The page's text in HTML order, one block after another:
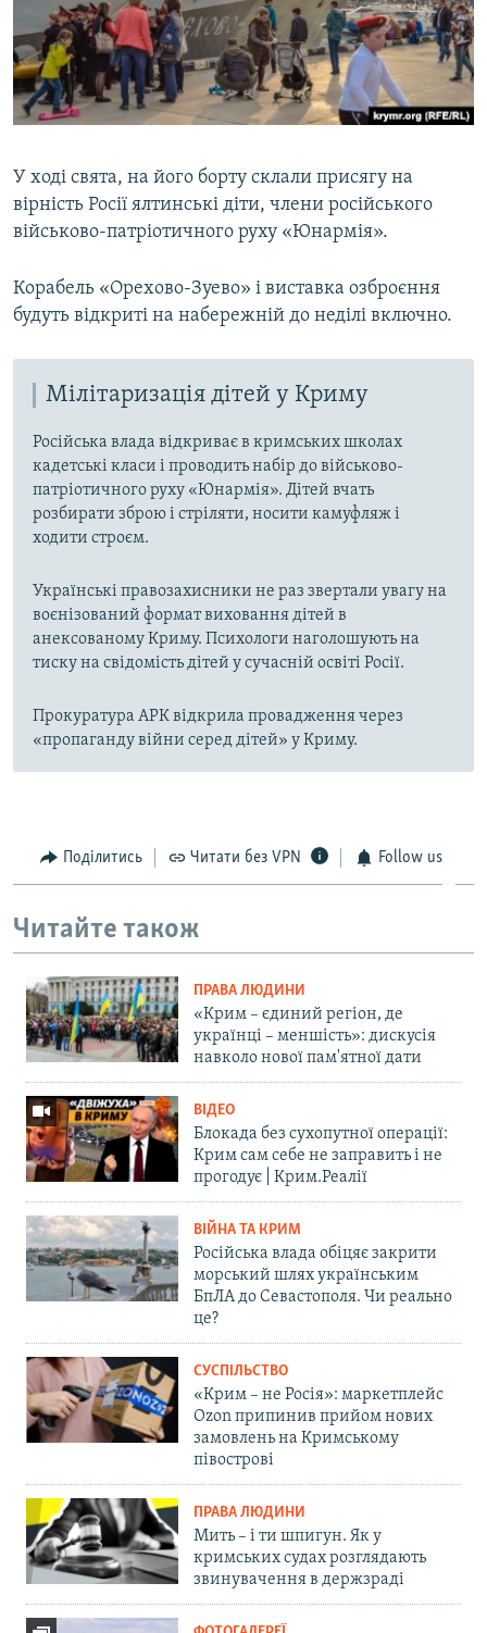
У ході свята, на його борту склали присягу на
вірність Росії ялтинські діти, члени російського
військово-патріотичного руху «Юнармія».
Корабель «Орехово-Зуево» і виставка озброєння
будуть відкриті на набережній до неділі включно.
Мілітаризація дітей у Криму
Російська влада відкриває в кримських школах
кадетські класи і проводить набір до військово-
патріотичного руху «Юнармія». Дітей вчать
розбирати зброю і стріляти, носити камуфляж і
ходити строєм.
Українські правозахисники не раз звертали увагу на
воєнізований формат виховання дітей в
анексованому Криму. Психологи наголошують на
тиску на свідомість дітей у сучасній освіті Росії.
Прокуратура АРК відкрила провадження через
«пропаганду війни серед дітей» у Криму.
Поділитись Читати без VPN Follow us
Читайте також
ПРАВА ЛЮДИНИ
«Крим – єдиний регіон, де
українці – меншість»: дискусія
навколо нової пам'ятної дати
ВІДЕО
Блокада без сухопутної операції:
Крим сам себе не заправить і не
прогодує | Крим.Реалії
ВІЙНА ТА КРИМ
Російська влада обіцяє закрити
морський шлях українським
БпЛА до Севастополя. Чи реально
це?
СУСПІЛЬСТВО
«Крим – не Росія»: маркетплейс
Ozon припинив прийом нових
замовлень на Кримському
півострові
ПРАВА ЛЮДИНИ
Мить – і ти шпигун. Як у
кримських судах розглядають
звинувачення в держзраді